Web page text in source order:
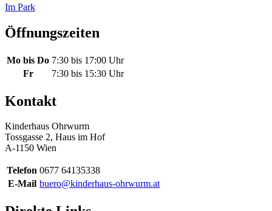
Beitragsnavigation
Im Park
Öffnungszeiten
Mo bis Do 7:30 bis 17:00 Uhr
Fr
7:30 bis 15:30 Uhr
Kontakt
Kinderhaus Ohrwurm
Tossgasse 2, Haus im Hof
A-1150 Wien
Telefon 0677 64135338
E-Mail buero@kinderhaus-ohrwurm.at